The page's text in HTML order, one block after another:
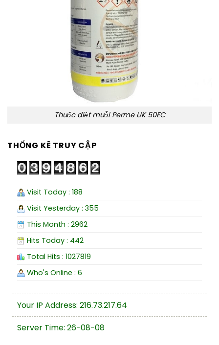
Thuốc diệt muỗi Perme UK 50EC
THỐNG KÊ TRUY CẬP
Visit Today : 188
Visit Yesterday : 355
This Month : 2962
Hits Today : 442
Total Hits : 1027819
Who's Online : 6
Your IP Address: 216.73.217.64
Server Time: 26-08-08